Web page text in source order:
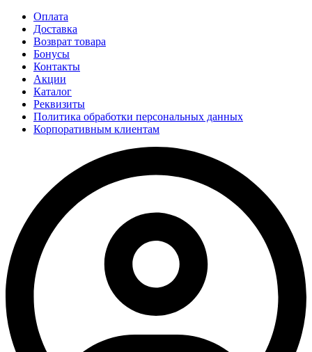
Оплата
Доставка
Возврат товара
Бонусы
Контакты
Акции
Каталог
Реквизиты
Политика обработки персональных данных
Корпоративным клиентам